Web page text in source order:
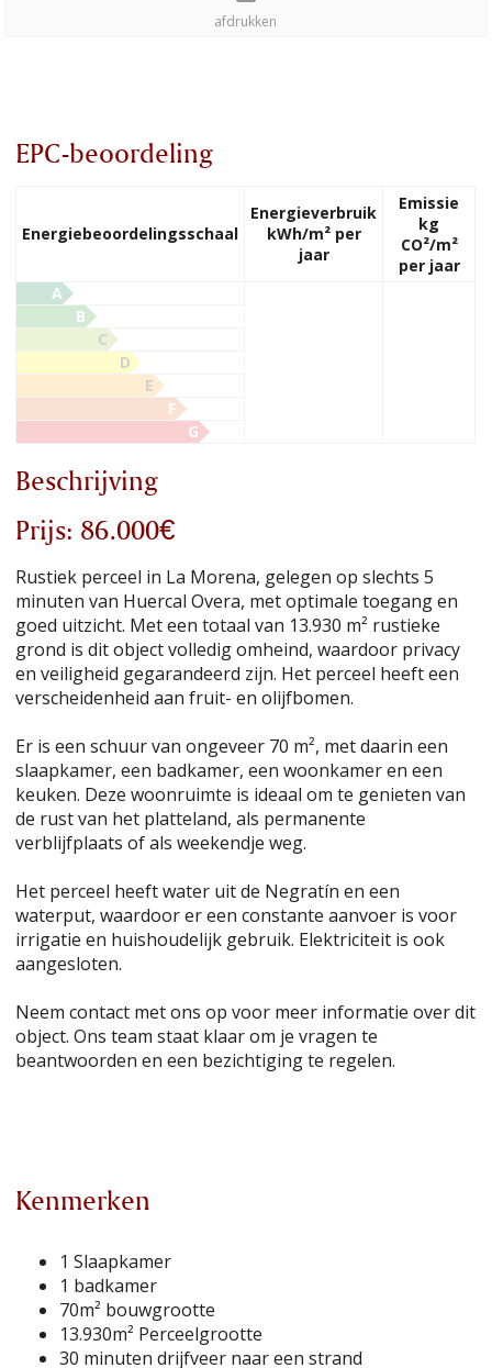
afdrukken
EPC-beoordeling
Energiebeoordelingsschaal
Energieverbruik
kWh/m² per
jaar
Emissie
kg
CO²/m²
per jaar
A
B
C
D
E
F
G
Beschrijving
Prijs: 86.000€
Rustiek perceel in La Morena, gelegen op slechts 5
minuten van Huercal Overa, met optimale toegang en
goed uitzicht. Met een totaal van 13.930 m² rustieke
grond is dit object volledig omheind, waardoor privacy
en veiligheid gegarandeerd zijn. Het perceel heeft een
verscheidenheid aan fruit- en olijfbomen.
Er is een schuur van ongeveer 70 m², met daarin een
slaapkamer, een badkamer, een woonkamer en een
keuken. Deze woonruimte is ideaal om te genieten van
de rust van het platteland, als permanente
verblijfplaats of als weekendje weg.
Het perceel heeft water uit de Negratín en een
waterput, waardoor er een constante aanvoer is voor
irrigatie en huishoudelijk gebruik. Elektriciteit is ook
aangesloten.
Neem contact met ons op voor meer informatie over dit
object. Ons team staat klaar om je vragen te
beantwoorden en een bezichtiging te regelen.
Kenmerken
1 Slaapkamer
1 badkamer
70m² bouwgrootte
13.930m² Perceelgrootte
30 minuten drijfveer naar een strand